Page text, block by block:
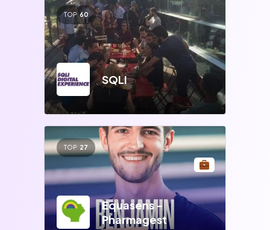
TOP 60
SQLI
TOP 27
Equasens -
Pharmagest